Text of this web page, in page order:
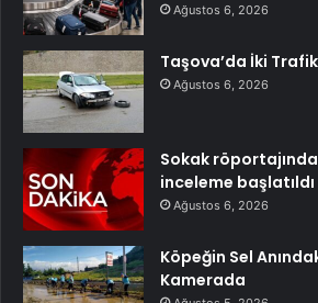
Ağustos 6, 2026
Taşova’da İki Trafik
Ağustos 6, 2026
Sokak
inceleme başlatıldı
Ağustos 6, 2026
Köpeğin Sel
Kamerada